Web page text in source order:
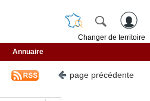
Changer de territoire
Annuaire
page précédente